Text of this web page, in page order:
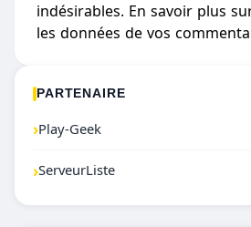
indésirables. En savoir plus
les données de vos
PARTENAIRE
›Play-Geek
›ServeurListe